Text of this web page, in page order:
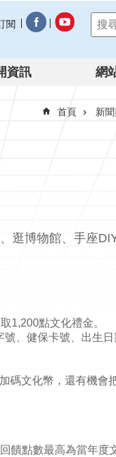
閱
資訊 網
首頁 新
博物館、手座
1,200點文化禮金。
、健保卡號、出生
碼文化幣，還有機會
點數最高為當年度